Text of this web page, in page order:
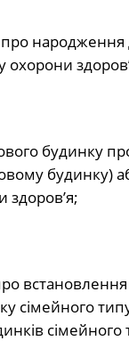
про
будинку
будинку)
здоров’я;
сімейного
сімейного